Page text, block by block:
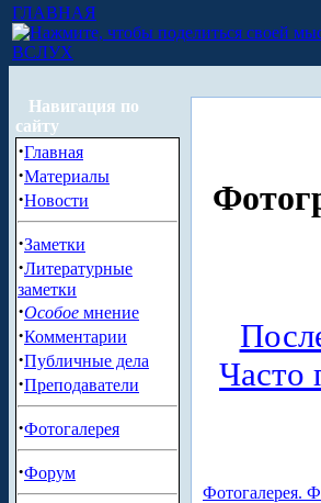
ГЛАВНАЯ
ВСЛУХ
Навигация по
сайту
·Главная
·Материалы
·Новости
·Заметки
·Литературные
заметки
·Особое мнение
·Комментарии
·Публичные дела
·Преподаватели
·Фотогалерея
·Форум
Часто
Фотогалерея.